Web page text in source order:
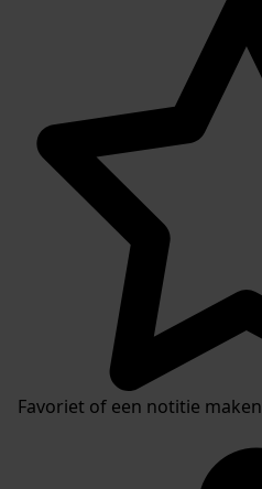
Favoriet of een notitie maken